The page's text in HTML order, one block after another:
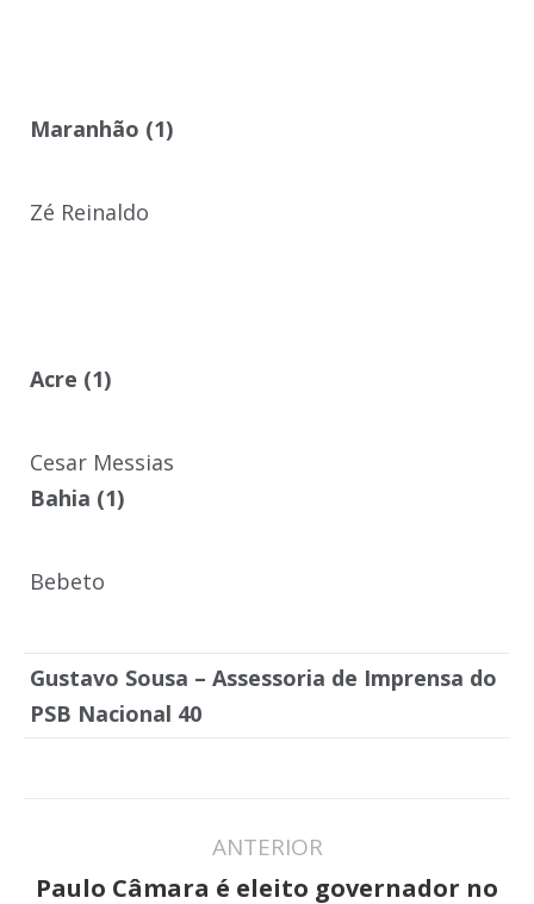
Maranhão (1)
Zé Reinaldo
Acre (1)
Cesar Messias
Bahia (1)
Bebeto
Gustavo Sousa – Assessoria de Imprensa do
PSB Nacional 40
de
ANTERIOR
Paulo Câmara é eleito governador no